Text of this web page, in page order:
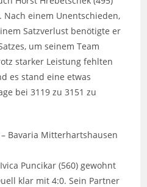
Nach einem Unentschieden,
Satzverlust benötigte er
um seinem Team
starker Leistung fehlten
es stand eine etwas
bei 3119 zu 3151 zu
Bavaria Mitterhartshausen
Puncikar (560) gewohnt
klar mit 4:0. Sein Partner